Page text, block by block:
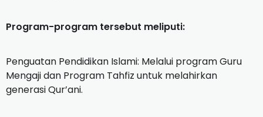
Program-program tersebut meliputi:
Penguatan Pendidikan Islami: Melalui program Guru
Mengaji dan Program Tahfiz untuk melahirkan
generasi Qur’ani.